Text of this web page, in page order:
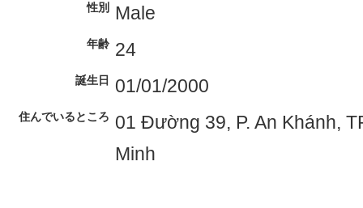
性別 Male
年齢 24
誕生日 01/01/2000
住んでいるところ 01 Đường 39, P. An Khánh,
Minh